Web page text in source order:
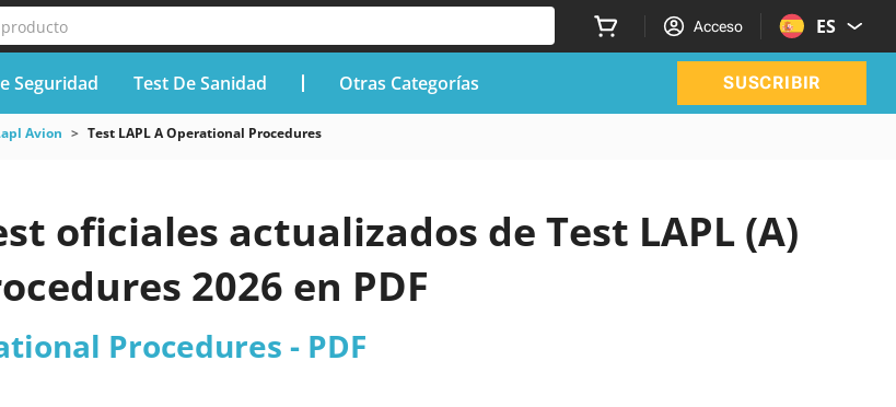
Acceso ES
Seguridad Test De Sanidad Otras Categorías SUSCRIBIR
Avion Test LAPL A Operational Procedures
oficiales actualizados de Test LAPL (A)
2026 en PDF
Procedures - PDF